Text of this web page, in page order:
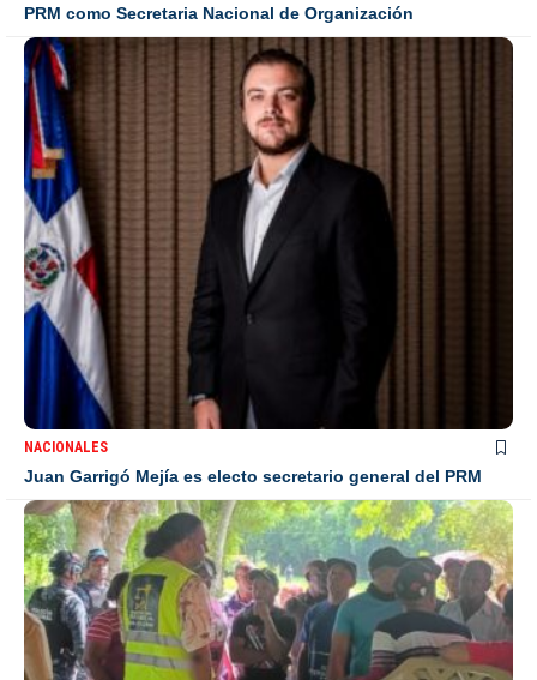
PRM como Secretaria Nacional de Organización
NACIONALES
Juan Garrigó Mejía es electo secretario general del PRM